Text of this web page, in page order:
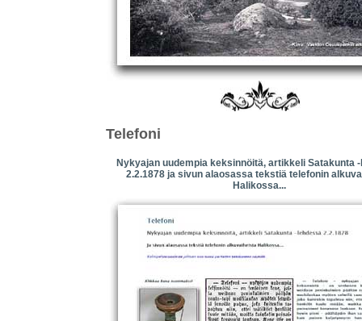
Telefoni
Nykyajan uudempia keksinnöitä, artikkeli Satakunta
2.2.1878 ja sivun alaosassa tekstiä telefonin
Halikossa...